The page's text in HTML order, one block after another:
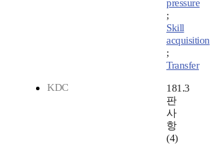
pressure
;
Skill
acquisition
;
Transfer
KDC
181.3
판
사
항
(4)